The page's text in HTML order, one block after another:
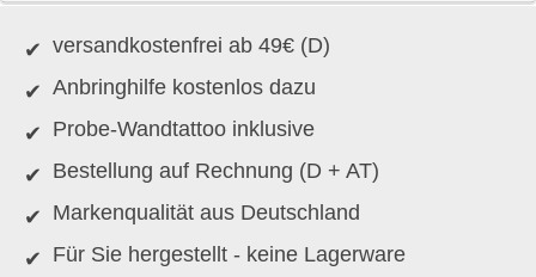
versandkostenfrei ab 49€ (D)
Anbringhilfe kostenlos dazu
Probe-Wandtattoo inklusive
Bestellung auf Rechnung (D + AT)
Markenqualität aus Deutschland
Für Sie hergestellt - keine Lagerware